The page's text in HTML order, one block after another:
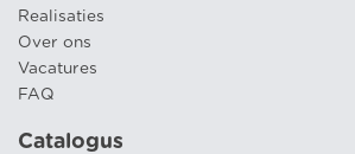
Realisaties
Over ons
Vacatures
FAQ
Catalogus